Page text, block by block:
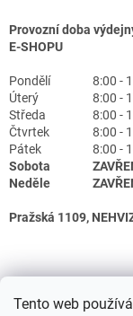
Tento web
Provozní doba
E-SHOPU
Pondělí
8:00 -
Úterý
8:00 -
Středa
8:00 -
Čtvrtek
8:00 -
Pátek
8:00 -
Sobota
Neděle
Pražská 1109,